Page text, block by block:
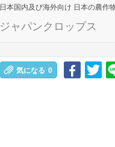
日本国内及び海外向け 日本の農作
ジャパンクロップス
気になる 0